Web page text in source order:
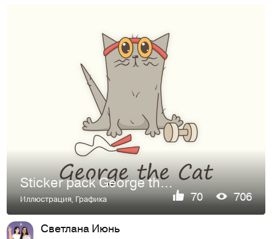
Sticker pack George the Cat
Иллюстрация,Графика 70 706
Светлана Июнь